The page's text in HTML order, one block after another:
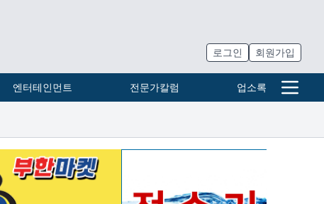
로그인 회원가입
엔터테인먼트 전문가칼럼 업소록